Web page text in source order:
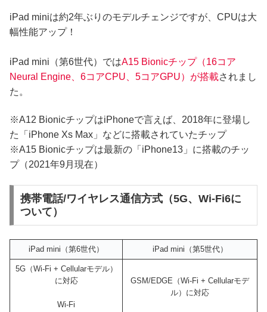
iPad miniは約2年ぶりのモデルチェンジですが、CPUは大
幅性能アップ！
iPad mini（第6世代）ではA15 Bionicチップ（16コア
Neural Engine、6コアCPU、5コアGPU）が搭載されまし
た。
※A12 BionicチップはiPhoneで言えば、2018年に登場し
た「iPhone Xs Max」などに搭載されていたチップ
※A15 Bionicチップは最新の「iPhone13」に搭載のチッ
プ（2021年9月現在）
携帯電話/ワイヤレス通信方式（5G、Wi-Fi6に
ついて）
iPad mini（第6世代） iPad mini（第5世代）
5G（Wi‑Fi + Cellularモデル）
に対応
Wi‑Fi
GSM/EDGE（Wi‑Fi + Cellularモデ
ル）に対応